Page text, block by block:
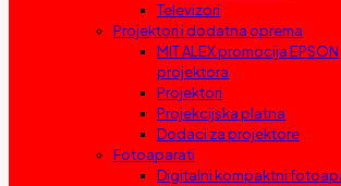
Televizori
Projektori i dodatna oprema
MIT ALEX promocija EPSON
projektora
Projektori
Projekcijska platna
Dodaci za projektore
Fotoaparati
Digitalni kompaktni